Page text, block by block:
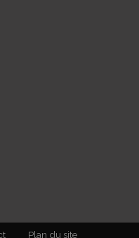
Plan du site